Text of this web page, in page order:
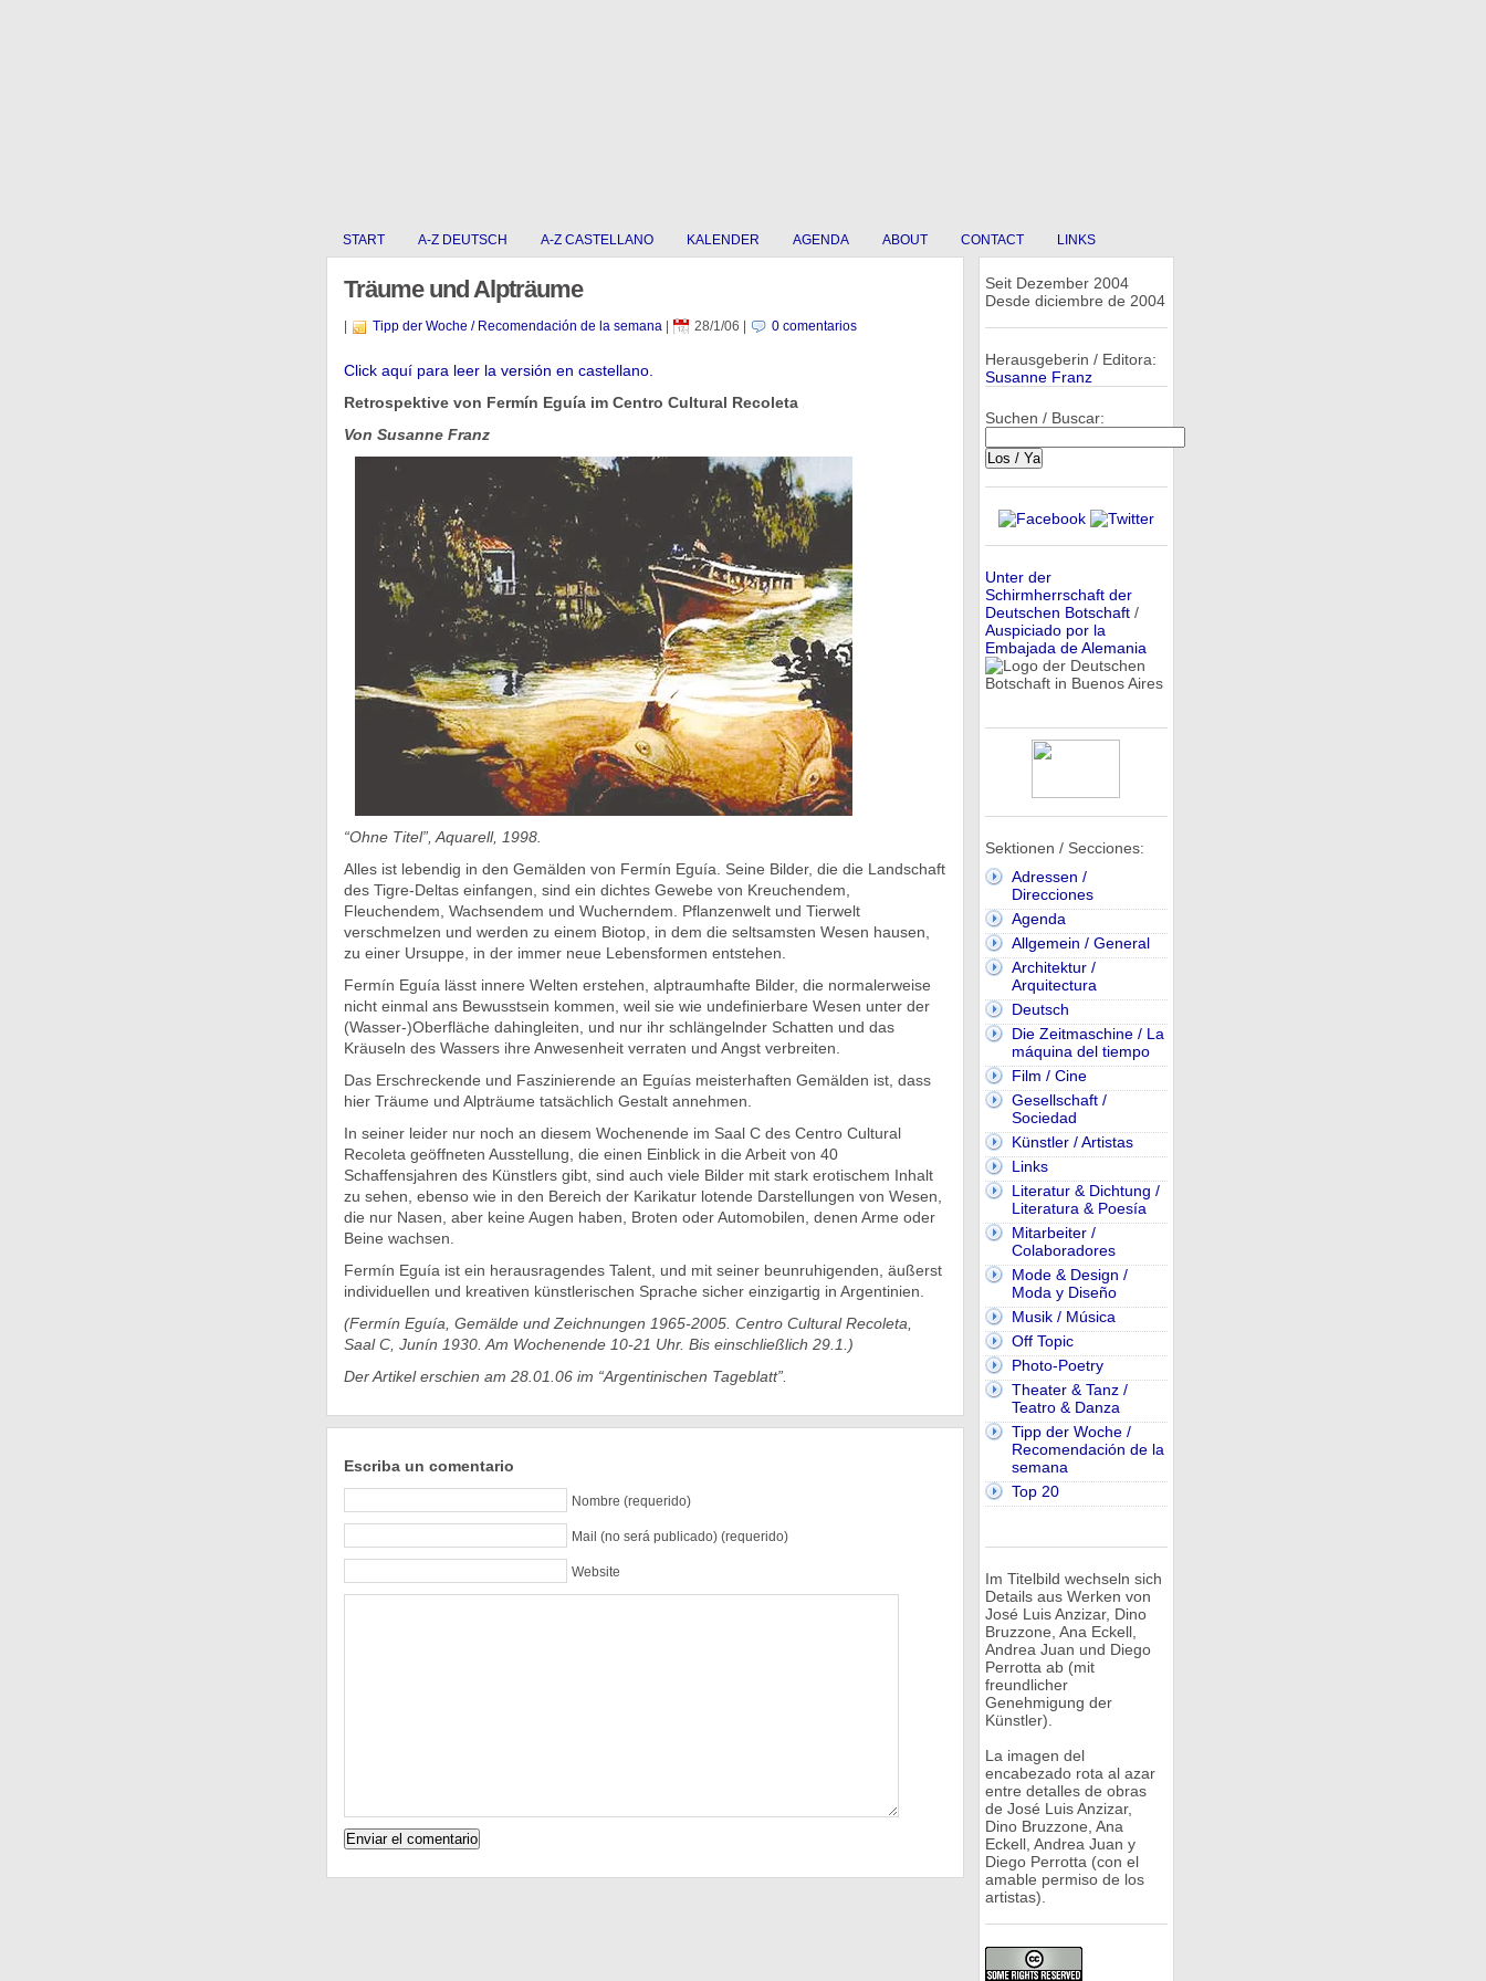
START A-Z DEUTSCH A-Z CASTELLANO KALENDER AGENDA ABOUT CONTACT LINKS
Träume und Alpträume
Tipp der Woche / Recomendación de la semana| 28/1/06 0 comentarios
Click aquí para leer la versión en castellano.
Retrospektive von Fermín Eguía im Centro Cultural Recoleta
Von Susanne Franz
“Ohne Titel”, Aquarell, 1998.
Alles ist lebendig in den Gemälden von Fermín Eguía. Seine Bilder, die die Landschaft
des Tigre-Deltas einfangen, sind ein dichtes Gewebe von Kreuchendem,
Fleuchendem, Wachsendem und Wucherndem. Pflanzenwelt und Tierwelt
verschmelzen und werden zu einem Biotop, in dem die seltsamsten Wesen hausen,
zu einer Ursuppe, in der immer neue Lebensformen entstehen.
Fermín Eguía lässt innere Welten erstehen, alptraumhafte Bilder, die normalerweise
nicht einmal ans Bewusstsein kommen, weil sie wie undefinierbare Wesen unter der
(Wasser-)Oberfläche dahingleiten, und nur ihr schlängelnder Schatten und das
Kräuseln des Wassers ihre Anwesenheit verraten und Angst verbreiten.
Das Erschreckende und Faszinierende an Eguías meisterhaften Gemälden ist, dass
hier Träume und Alpträume tatsächlich Gestalt annehmen.
In seiner leider nur noch an diesem Wochenende im Saal C des Centro Cultural
Recoleta geöffneten Ausstellung, die einen Einblick in die Arbeit von 40
Schaffensjahren des Künstlers gibt, sind auch viele Bilder mit stark erotischem Inhalt
zu sehen, ebenso wie in den Bereich der Karikatur lotende Darstellungen von Wesen,
die nur Nasen, aber keine Augen haben, Broten oder Automobilen, denen Arme oder
Beine wachsen.
Fermín Eguía ist ein herausragendes Talent, und mit seiner beunruhigenden, äußerst
individuellen und kreativen künstlerischen Sprache sicher einzigartig in Argentinien.
(Fermín Eguía, Gemälde und Zeichnungen 1965-2005. Centro Cultural Recoleta,
Saal C, Junín 1930. Am Wochenende 10-21 Uhr. Bis einschließlich 29.1.)
Der Artikel erschien am 28.01.06 im “Argentinischen Tageblatt”.
Escriba un comentario
Nombre (requerido)
Mail (no será publicado) (requerido)
Website
Seit Dezember 2004
Desde diciembre de 2004
Herausgeberin / Editora:
Susanne Franz
Suchen / Buscar:
Unter der
Schirmherrschaft der
Deutschen Botschaft/
Auspiciado por la
Embajada de Alemania
Sektionen / Secciones:
Adressen /
Direcciones
Agenda
Allgemein / General
Architektur /
Arquitectura
Deutsch
Die Zeitmaschine / La
máquina del tiempo
Film / Cine
Gesellschaft /
Sociedad
Künstler / Artistas
Links
Literatur & Dichtung /
Literatura & Poesía
Mitarbeiter /
Colaboradores
Mode & Design /
Moda y Diseño
Musik / Música
Off Topic
Photo-Poetry
Theater & Tanz /
Teatro & Danza
Tipp der Woche /
Recomendación de la
semana
Top 20
Im Titelbild wechseln sich
Details aus Werken von
José Luis Anzizar, Dino
Bruzzone, Ana Eckell,
Andrea Juan und Diego
Perrotta ab (mit
freundlicher
Genehmigung der
Künstler).
La imagen del
encabezado rota al azar
entre detalles de obras
de José Luis Anzizar,
Dino Bruzzone, Ana
Eckell, Andrea Juan y
Diego Perrotta (con el
amable permiso de los
artistas).